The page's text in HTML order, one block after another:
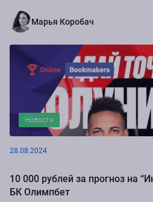
Марья Коробач
Новости
28.08.2024
10 000 рублей за прогноз на
БК Олимпбет